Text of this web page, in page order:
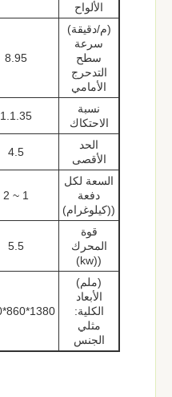
الألواح
(م/دقيقة)
سرعة
سطح
التدحرج
الأمامي
8.95
نسبة
الاحتكاك
1.1.35
الحد
الأقصى
4.5
السعة لكل
دفعة
((كيلوغرام)
1 ~ 2
قوة
المحرك
((kw)
5.5
(ملم)
الأبعاد
الكلية:
مثلي
الجنس
1380*860*1320